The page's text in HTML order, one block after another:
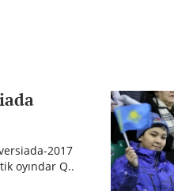
2017
oyındar Q..